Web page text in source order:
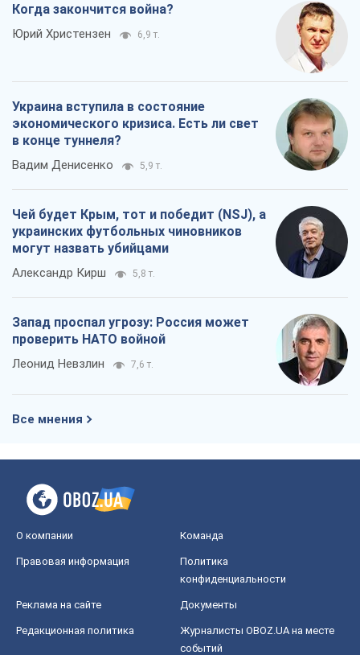
Когда закончится война?
Юрий Христензен 6,9 т.
Украина вступила в состояние
экономического кризиса. Есть ли свет
в конце туннеля?
Вадим Денисенко 5,9 т.
Чей будет Крым, тот и победит (NSJ), а
украинских футбольных чиновников
могут назвать убийцами
Александр Кирш 5,8 т.
Запад проспал угрозу: Россия может
проверить НАТО войной
Леонид Невзлин 7,6 т.
Все мнения
О компании Команда
Правовая информация
Политика
конфиденциальности
Реклама на сайте Документы
Редакционная политика
Журналисты OBOZ.UA на месте
событий